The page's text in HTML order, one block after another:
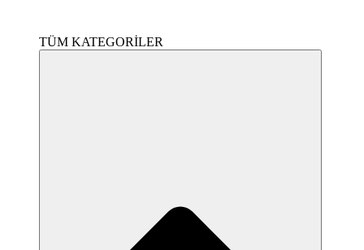
TÜM KATEGORİLER